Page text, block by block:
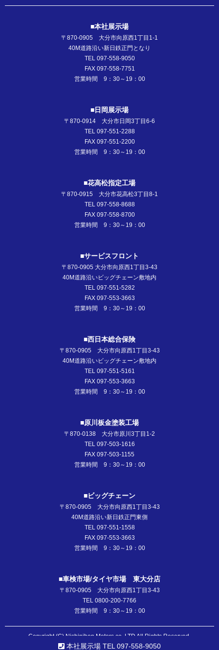
■本社展示場
〒870-0905 大分市向原西1丁目1-1
40M道路沿い新日鉄正門となり
TEL 097-558-9050
FAX 097-558-7751
営業時間 9：30～19：00
■日岡展示場
〒870-0914 大分市日岡3丁目6-6
TEL 097-551-2288
FAX 097-551-2200
営業時間 9：30～19：00
■花高松指定工場
〒870-0915 大分市花高松3丁目8-1
TEL 097-558-8688
FAX 097-558-8700
営業時間 9：30～19：00
■サービスフロント
〒870-0905 大分市向原西1丁目3-43
40M道路沿いビッグチェーン敷地内
TEL 097-551-5282
FAX 097-553-3663
営業時間 9：30～19：00
■西日本総合保険
〒870-0905 大分市向原西1丁目3-43
40M道路沿いビッグチェーン敷地内
TEL 097-551-5161
FAX 097-553-3663
営業時間 9：30～19：00
■原川板金塗装工場
〒870-0138 大分市原川3丁目1-2
TEL 097-503-1616
FAX 097-503-1155
営業時間 9：30～19：00
■ビッグチェーン
〒870-0905 大分市向原西1丁目3-43
40M道路沿い新日鉄正門東側
TEL 097-551-1558
FAX 097-553-3663
営業時間 9：30～19：00
■車検市場/タイヤ市場 東大分店
〒870-0905 大分市向原西1丁目3-43
TEL 0800-200-7766
営業時間 9：30～19：00
Copyright (C) Nishinihon Motors co.,LTD All Rights Reserved.
本社展示場 TEL 097-558-9050